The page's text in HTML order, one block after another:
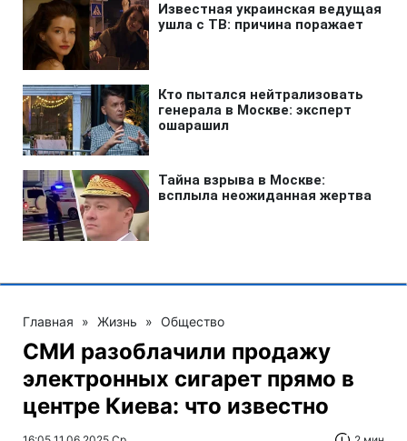
Главная » Жизнь » Общество
СМИ разоблачили продажу
электронных сигарет прямо в
центре Киева: что известно